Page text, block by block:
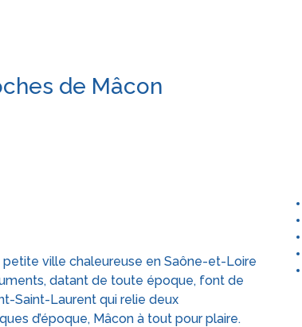
de Mâcon
ville chaleureuse en Saône-et-Loire
datant de toute époque, font de
Saint-Laurent qui relie deux
d’époque, Mâcon à tout pour plaire.